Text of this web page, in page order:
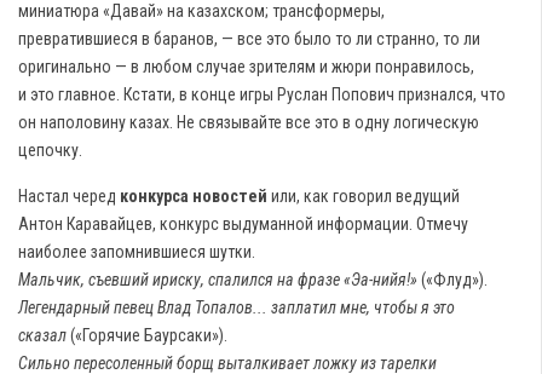
миниатюра «Давай» на казахском; трансформеры,
превратившиеся в баранов, — все это было то ли странно, то ли
оригинально — в любом случае зрителям и жюри понравилось,
и это главное. Кстати, в конце игры Руслан Попович признался, что
он наполовину казах. Не связывайте все это в одну логическую
цепочку.
Настал черед конкурса новостей или, как говорил ведущий
Антон Каравайцев, конкурс выдуманной информации. Отмечу
наиболее запомнившиеся шутки.
Мальчик, съевший ириску, спалился на фразе «Эа-нийя!» («Флуд»).
Легендарный певец Влад Топалов... заплатил мне, чтобы я это
сказал(«Горячие Баурсаки»).
Сильно пересоленный борщ выталкивает ложку из тарелки